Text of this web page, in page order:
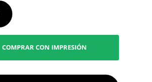
COMPRAR CON IMPRESIÓN